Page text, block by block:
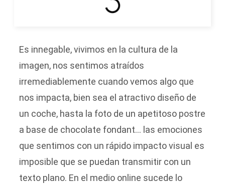
Es innegable, vivimos en la cultura de la
imagen, nos sentimos atraídos
irremediablemente cuando vemos algo que
nos impacta, bien sea el atractivo diseño de
un coche, hasta la foto de un apetitoso postre
a base de chocolate fondant… las emociones
que sentimos con un rápido impacto visual es
imposible que se puedan transmitir con un
texto plano. En el medio online sucede lo